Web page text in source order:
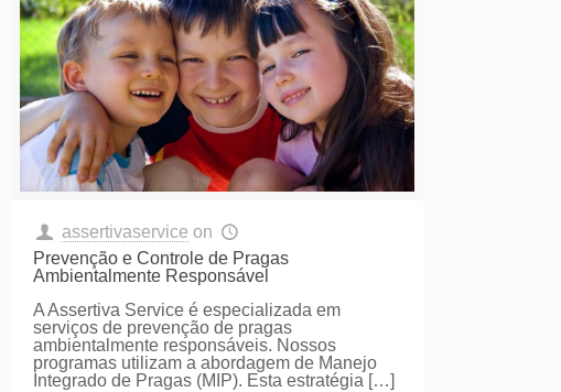
assertivaservice on
Prevenção e Controle de Pragas
Ambientalmente Responsável
A Assertiva Service é especializada em
serviços de prevenção de pragas
ambientalmente responsáveis. Nossos
programas utilizam a abordagem de Manejo
Integrado de Pragas (MIP). Esta estratégia […]